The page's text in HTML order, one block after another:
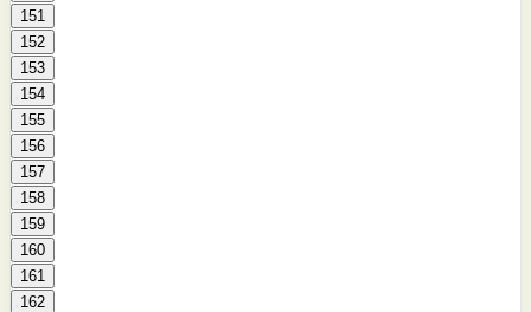
151
152
153
154
155
156
157
158
159
160
161
162